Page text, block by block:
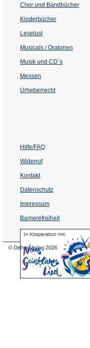
Chor und Bandbücher
Kinderbücher
Leselust
Musicals / Oratorien
Musik und CD´s
Messen
Urheberrecht
Hilfe/FAQ
Widerruf
Kontakt
Datenschutz
Impressum
Barrierefreiheit
© Dehm Verlag 2026